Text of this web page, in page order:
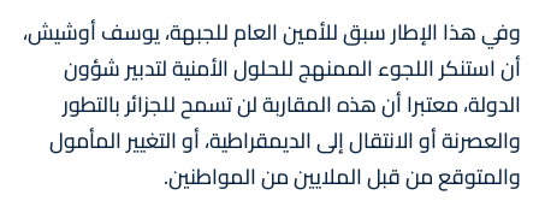
وفي هذا الإطار سبق للأمين العام للجبهة، يوسف أوشيش،
أن استنكر اللجوء الممنهج للحلول الأمنية لتدبير شؤون
الدولة، معتبرا أن هذه المقاربة لن تسمح للجزائر بالتطور
والعصرنة أو الانتقال إلى الديمقراطية، أو التغيير المأمول
والمتوقع من قبل الملايين من المواطنين.